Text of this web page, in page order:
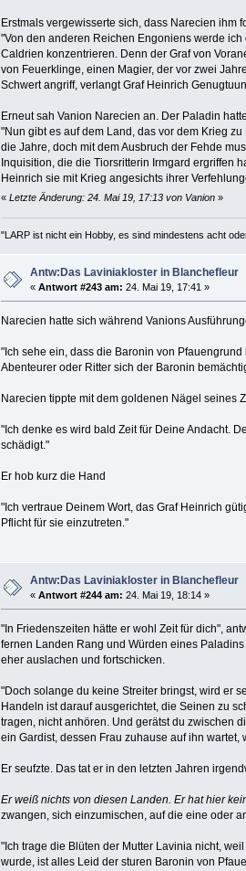
Erstmals vergewisserte sich, dass Narecien ihm
"Von den anderen Reichen Engoniens werde
Caldrien konzentrieren. Denn der Graf von
von Feuerklinge, einen Magier, der vor zwei
Schwert angriff, verlangt Graf Heinrich
Erneut sah Vanion Narecien an. Der Paladin
"Nun gibt es auf dem Land, das vor dem Krieg
die Jahre, doch mit dem Ausbruch der Fehde
Inquisition, die die Tiorsritterin Irmgard ergriffen
Heinrich sie mit Krieg angesichts ihrer
« Letzte Änderung: 24. Mai 19, 17:13 von Vanion»
"LARP ist nicht ein Hobby, es sind mindestens acht
Antw:Das Laviniakloster in Blanchefleur
«Antwort #243 am: 24. Mai 19, 17:41 »
Narecien hatte sich während Vanions
"Ich sehe ein, dass die Baronin von
Abenteurer oder Ritter sich der Baronin
Narecien tippte mit dem goldenen Nägel seines
"Ich denke es wird bald Zeit für Deine Andacht.
schädigt."
Er hob kurz die Hand
"Ich vertraue Deinem Wort, das Graf Heinrich
Pflicht für sie einzutreten."
Antw:Das Laviniakloster in Blanchefleur
«Antwort #244 am: 24. Mai 19, 18:14 »
"In Friedenszeiten hätte er wohl Zeit für dich",
fernen Landen Rang und Würden eines
eher auslachen und fortschicken.
"Doch solange du keine Streiter bringst, wird er
Handeln ist darauf ausgerichtet, die Seinen zu
tragen, nicht anhören. Und gerätst du zwischen
ein Gardist, dessen Frau zuhause auf ihn
Er seufzte. Das tat er in den letzten Jahren
Er weiß nichts von diesen Landen. Er hat hier
zwangen, sich einzumischen, auf die eine oder
"Ich trage die Blüten der Mutter Lavinia nicht,
wurde, ist alles Leid der sturen Baronin von